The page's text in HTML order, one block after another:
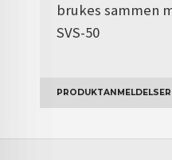
brukes sammen
SVS-50